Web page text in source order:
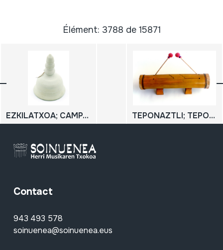
Élément: 3788 de 15871
EZKILATXOA; CAMPANILLA DE BARRO TEPONAZTLI; TEPONASTLI
Contact
943 493 578
soinuenea@soinuenea.eus